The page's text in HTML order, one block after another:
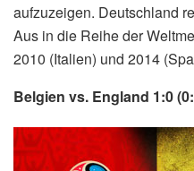
aufzuzeigen. Deutschland
Aus in die Reihe der
2010 (Italien) und 2014
Belgien vs. England 1:0